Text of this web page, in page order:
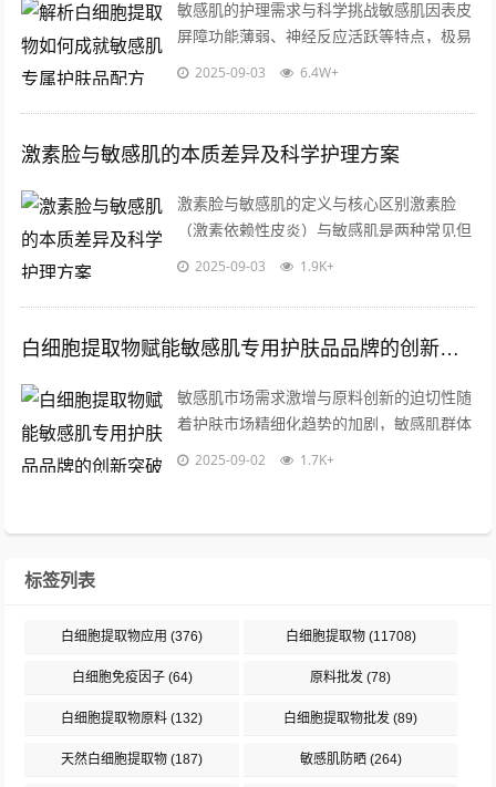
敏感肌的护理需求与科学挑战敏感肌因表皮
屏障功能薄弱、神经反应活跃等特点，极易
受外界刺激引发红肿、干燥或刺痛，这类肌
2025-09-03 6.4W+
激素脸与敏感肌的本质差异及科学护理方案
激素脸与敏感肌的定义与核心区别激素脸
（激素依赖性皮炎）与敏感肌是两种常见但
成因完全不同的皮肤问题，激素脸是由于长
致...
2025-09-03 1.9K+
白细胞提取物赋能敏感肌专用护肤品品牌的创新突破
敏感肌市场需求激增与原料创新的迫切性随
着护肤市场精细化趋势的加剧，敏感肌群体
对安全、高效护肤品的需求呈现爆发式增
2025-09-02 1.7K+
标签列表
白细胞提取物应用 (376) 白细胞提取物(11708)
白细胞免疫因子(64) 原料批发 (78)
白细胞提取物原料 (132) 白细胞提取物批发 (89)
天然白细胞提取物 (187) 敏感肌防晒(264)